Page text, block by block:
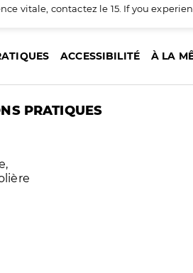
vitale, contactez le 15. If you
ACCESSIBILITÉ À LA
PRATIQUES